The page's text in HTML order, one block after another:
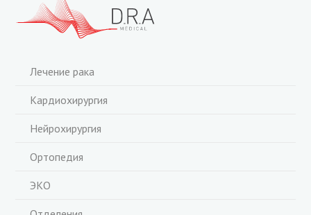
Лечение рака
Кардиохирургия
Нейрохирургия
Ортопедия
ЭКО